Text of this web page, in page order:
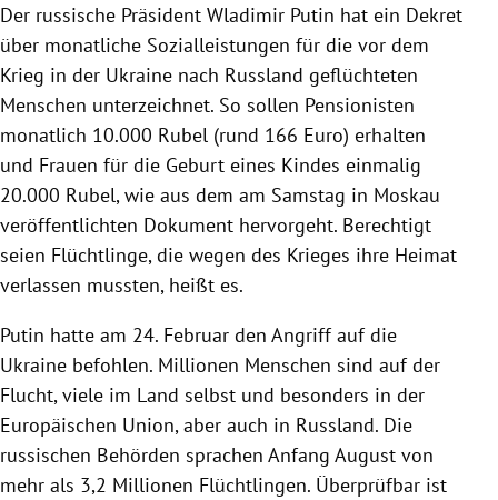
Untermenü
Der russische Präsident Wladimir Putin hat ein Dekret
über monatliche Sozialleistungen für die vor dem
Krieg in der Ukraine nach Russland geflüchteten
Menschen unterzeichnet. So sollen Pensionisten
monatlich 10.000 Rubel (rund 166 Euro) erhalten
und Frauen für die Geburt eines Kindes einmalig
20.000 Rubel, wie aus dem am Samstag in Moskau
veröffentlichten Dokument hervorgeht. Berechtigt
seien Flüchtlinge, die wegen des Krieges ihre Heimat
verlassen mussten, heißt es.
Putin hatte am 24. Februar den Angriff auf die
Ukraine befohlen. Millionen Menschen sind auf der
Flucht, viele im Land selbst und besonders in der
Europäischen Union, aber auch in Russland. Die
russischen Behörden sprachen Anfang August von
mehr als 3,2 Millionen Flüchtlingen. Überprüfbar ist